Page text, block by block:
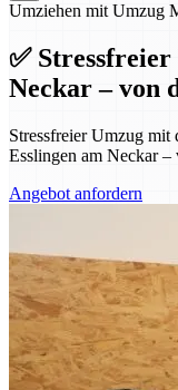
Umziehen mit Umzug
✅
Neckar – von
Stressfreier Umzug mit
Esslingen am Neckar
Angebot anfordern